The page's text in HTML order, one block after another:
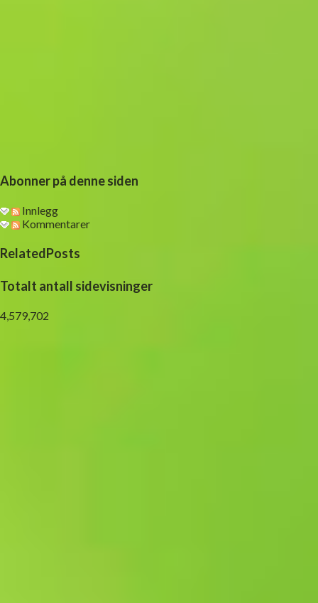
Abonner på denne siden
Innlegg
Kommentarer
RelatedPosts
Totalt antall sidevisninger
4,579,702